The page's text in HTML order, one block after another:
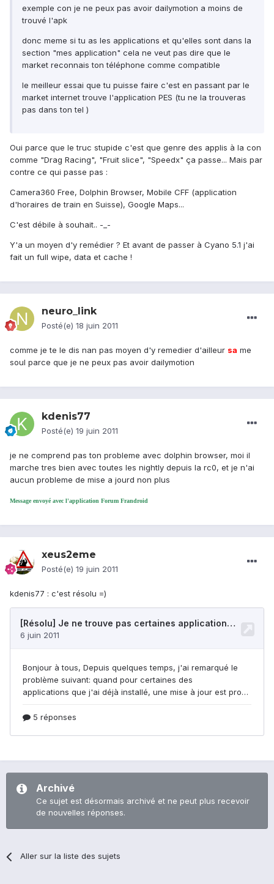
exemple con je ne peux pas avoir dailymotion a moins de
trouvé l'apk
donc meme si tu as les applications et qu'elles sont dans la
section "mes application" cela ne veut pas dire que le
market reconnais ton téléphone comme compatible
le meilleur essai que tu puisse faire c'est en passant par le
market internet trouve l'application PES (tu ne la trouveras
pas dans ton tel )
Oui parce que le truc stupide c'est que genre des applis à la con
comme "Drag Racing", "Fruit slice", "Speedx" ça passe... Mais par
contre ce qui passe pas :
Camera360 Free, Dolphin Browser, Mobile CFF (application
d'horaires de train en Suisse), Google Maps...
C'est débile à souhait.. -_-
Y'a un moyen d'y remédier ? Et avant de passer à Cyano 5.1 j'ai
fait un full wipe, data et cache !
neuro_link
Posté(e) 18 juin 2011
comme je te le dis nan pas moyen d'y remedier d'ailleur sa me
soul parce que je ne peux pas avoir dailymotion
kdenis77
Posté(e) 19 juin 2011
je ne comprend pas ton probleme avec dolphin browser, moi il
marche tres bien avec toutes les nightly depuis la rc0, et je n'ai
aucun probleme de mise a jourd non plus
Message envoyé avec l'application Forum Frandroid
xeus2eme
Posté(e) 19 juin 2011
kdenis77 : c'est résolu =)
Archivé
Ce sujet est désormais archivé et ne peut plus recevoir
de nouvelles réponses.
Aller sur la liste des sujets